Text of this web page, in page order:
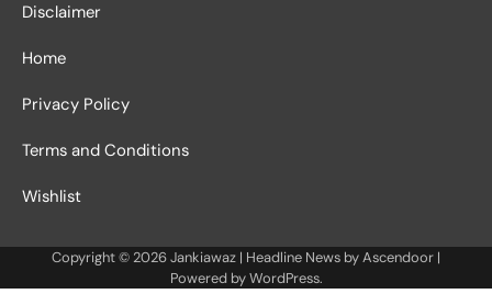
Disclaimer
Home
Privacy Policy
Terms and Conditions
Wishlist
Copyright © 2026Jankiawaz | Headline News byAscendoor |
Powered byWordPress.